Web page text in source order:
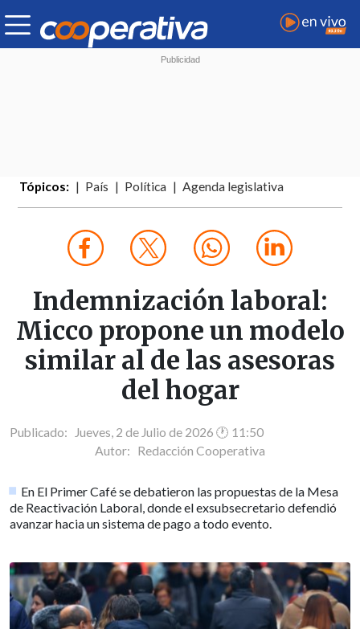
Tópicos: País Política Agenda legislativa
Indemnización laboral:
Micco propone un modelo
similar al de las asesoras
del hogar
Publicado: Jueves, 2 de Julio de 2026 🕐 11:50
Autor: Redacción Cooperativa
En El Primer Café se debatieron las propuestas de la Mesa
de Reactivación Laboral, donde el exsubsecretario defendió
avanzar hacia un sistema de pago a todo evento.